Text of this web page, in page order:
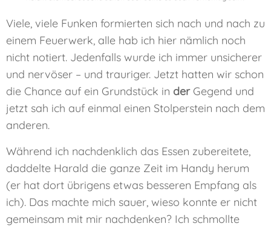
Viele, viele Funken formierten sich nach und nach zu
einem Feuerwerk, alle hab ich hier nämlich noch
nicht notiert. Jedenfalls wurde ich immer unsicherer
und nervöser – und trauriger. Jetzt hatten wir schon
die Chance auf ein Grundstück in derGegend und
jetzt sah ich auf einmal einen Stolperstein nach dem
anderen.
Während ich nachdenklich das Essen zubereitete,
daddelte Harald die ganze Zeit im Handy herum
(er hat dort übrigens etwas besseren Empfang als
ich). Das machte mich sauer, wieso konnte er nicht
gemeinsam mit mir nachdenken? Ich schmollte